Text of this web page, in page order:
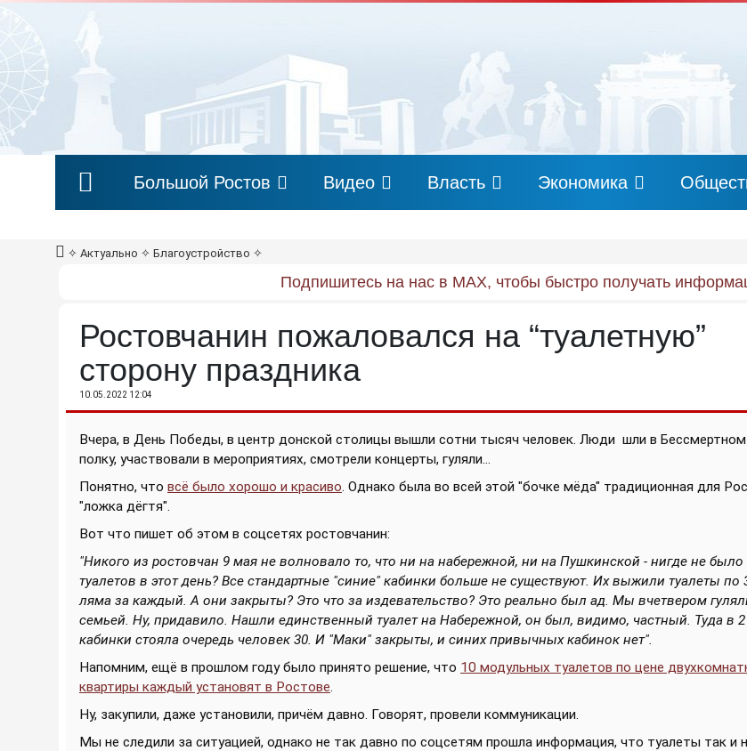
Большой Ростов Видео Власть Экономика
✧ Актуально ✧ Благоустройство ✧
Подпишитесь на нас в MAX, чтобы быстро получать
Ростовчанин пожаловался на “туалетную”
сторону праздника
10.05.2022 12:04
Вчера, в День Победы, в центр донской столицы вышли сотни тысяч человек. Люди шли в Бессмертном
полку, участвовали в мероприятиях, смотрели концерты, гуляли...
Понятно, что всё было хорошо и красиво. Однако была во всей этой "бочке мёда" традиционная для
"ложка дёгтя".
Вот что пишет об этом в соцсетях ростовчанин:
"Никого из ростовчан 9 мая не волновало то, что ни на набережной, ни на Пушкинской - нигде не было
туалетов в этот день? Все стандартные "синие" кабинки больше не существуют. Их выжили туалеты по
ляма за каждый. А они закрыты? Это что за издевательство? Это реально был ад. Мы вчетвером
семьей. Ну, придавило. Нашли единственный туалет на Набережной, он был, видимо, частный. Туда в 2
кабинки стояла очередь человек 30. И "Маки" закрыты, и синих привычных кабинок нет".
Напомним, ещё в прошлом году было принято решение, что 10 модульных туалетов по цене
квартиры каждый установят в Ростове.
Ну, закупили, даже установили, причём давно. Говорят, провели коммуникации.
Мы не следили за ситуацией, однако не так давно по соцсетям прошла информация, что туалеты так и